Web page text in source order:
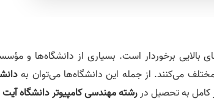
برخوردار است. بسیاری از دانشگاه‌ها و
مختلف می‌کنند. از جمله این دانشگاه‌ها می‌توان به
کامل به تحصیل دررشته مهندسی کامپیوتر دانشگاه آیت